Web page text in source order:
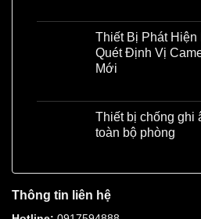
Thiết Bị Phát
Quét Định Vị
Mới
Thiết bị chống ghi
toàn bộ phòng
Thông tin liên hệ